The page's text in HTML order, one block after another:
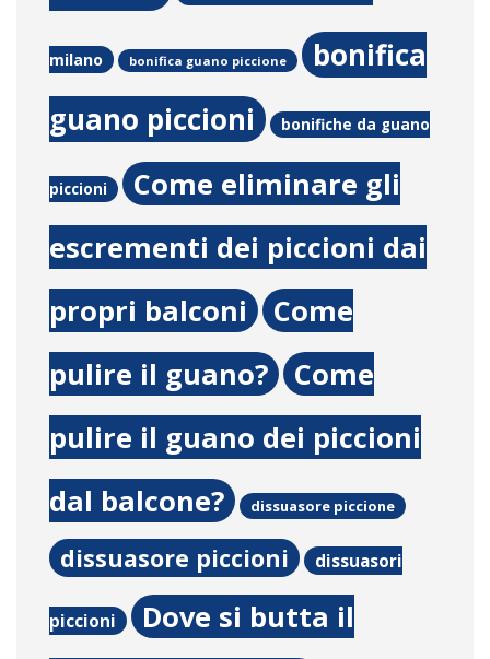
milano bonifica guano piccione
bonifica
guano piccioni
bonifiche da guano
piccioni
Come eliminare gli
escrementi dei piccioni dai
propri balconi
Come
pulire il guano?
Come
pulire il guano dei piccioni
dal balcone?
dissuasore piccione
dissuasore piccioni dissuasori
piccioni
Dove si butta il